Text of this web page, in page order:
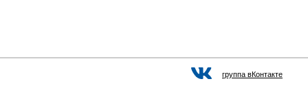
группа вКонтакте